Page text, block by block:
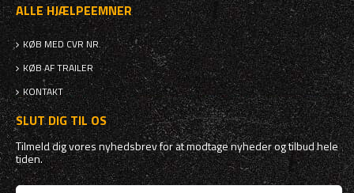
ALLE HJÆLPEEMNER
KØB MED CVR NR.
KØB AF TRAILER
KONTAKT
SLUT DIG TIL OS
Tilmeld dig vores nyhedsbrev for at modtage nyheder og tilbud hele
tiden.